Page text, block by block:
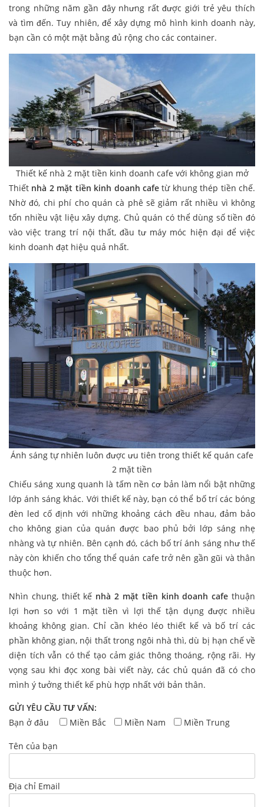
trong những năm gần đây nhưng rất được giới trẻ yêu thích
và tìm đến. Tuy nhiên, để xây dựng mô hình kinh doanh này,
bạn cần có một mặt bằng đủ rộng cho các container.
Thiết kế nhà 2 mặt tiền kinh doanh cafe với không gian mở
Thiết nhà 2 mặt tiền kinh doanh cafetừ khung thép tiền chế.
Nhờ đó, chi phí cho quán cà phê sẽ giảm rất nhiều vì không
tốn nhiều vật liệu xây dựng. Chủ quán có thể dùng số tiền đó
vào việc trang trí nội thất, đầu tư máy móc hiện đại để việc
kinh doanh đạt hiệu quả nhất.
Ánh sáng tự nhiên luôn được ưu tiên trong thiết kế quán cafe
2 mặt tiền
Chiếu sáng xung quanh là tấm nền cơ bản làm nổi bật những
lớp ánh sáng khác. Với thiết kế này, bạn có thể bố trí các bóng
đèn led cố định với những khoảng cách đều nhau, đảm bảo
cho không gian của quán được bao phủ bởi lớp sáng nhẹ
nhàng và tự nhiên. Bên cạnh đó, cách bố trí ánh sáng như thế
này còn khiến cho tổng thể quán cafe trở nên gần gũi và thân
thuộc hơn.
Nhìn chung, thiết kế nhà 2 mặt tiền kinh doanh cafe thuận
lợi hơn so với 1 mặt tiền vì lợi thế tận dụng được nhiều
khoảng không gian. Chỉ cần khéo léo thiết kế và bố trí các
phần không gian, nội thất trong ngôi nhà thì, dù bị hạn chế về
diện tích vẫn có thể tạo cảm giác thông thoáng, rộng rãi. Hy
vọng sau khi đọc xong bài viết này, các chủ quán đã có cho
mình ý tưởng thiết kế phù hợp nhất với bản thân.
GỬI YÊU CẦU TƯ VẤN:
Bạn ở đâu
Miền Bắc Miền Nam Miền Trung
Tên của bạn
Địa chỉ Email